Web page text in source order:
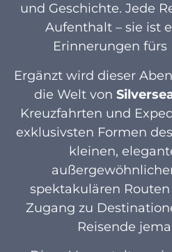
und Geschichte. Jede
Aufenthalt – sie ist
Erinnerungen fürs
Ergänzt wird dieser
die Welt von
Kreuzfahrten und
exklusivsten Formen
kleinen,
spektakulären
Zugang zu
Reisende